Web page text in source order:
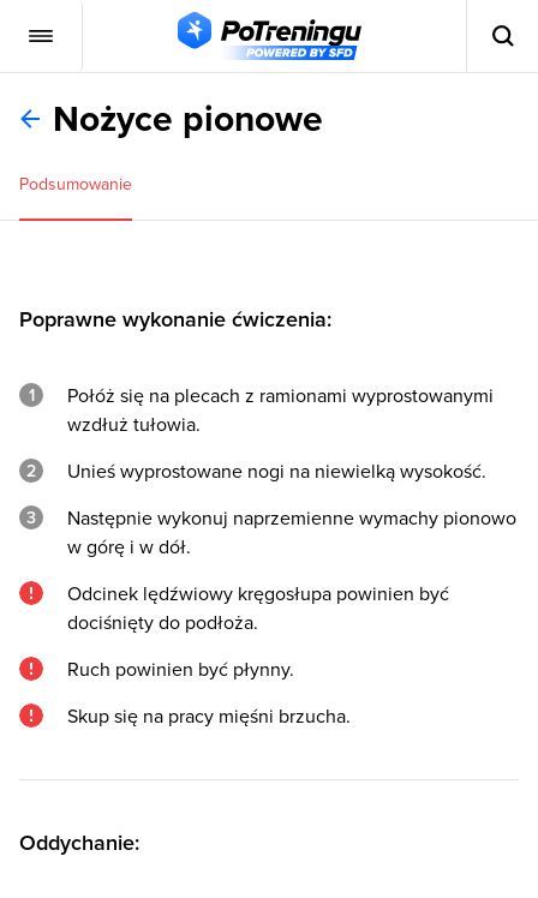
Nożyce pionowe
Podsumowanie
Poprawne wykonanie ćwiczenia:
Połóż się na plecach z ramionami wyprostowanymi
wzdłuż tułowia.
Unieś wyprostowane nogi na niewielką wysokość.
Następnie wykonuj naprzemienne wymachy pionowo
w górę i w dół.
Odcinek lędźwiowy kręgosłupa powinien być
dociśnięty do podłoża.
Ruch powinien być płynny.
Skup się na pracy mięśni brzucha.
Oddychanie: